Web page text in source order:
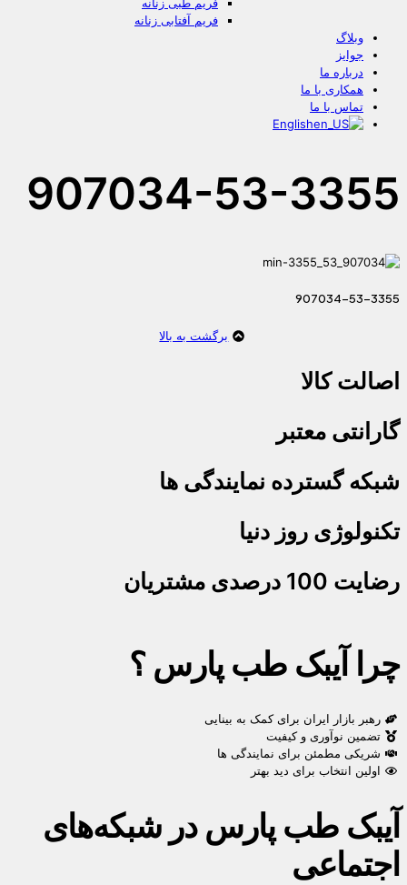
فریم آفتابی زنانه
وبلاگ
جوایز
درباره ما
همکاری با ما
تماس با ما
English
907034-53-3355
907034-53-3355
برگشت به بالا
اصالت کالا
گارانتی معتبر
شبکه گسترده نمایندگی ها
تکنولوژی روز دنیا
رضایت 100 درصدی مشتریان
چرا آیبک طب پارس ؟
رهبر بازار ایران برای کمک به بینایی
تضمین نوآوری و کیفیت
شریکی مطمئن برای نمایندگی ها
اولین انتخاب برای دید بهتر
آیبک طب پارس در شبکه‌های
اجتماعی